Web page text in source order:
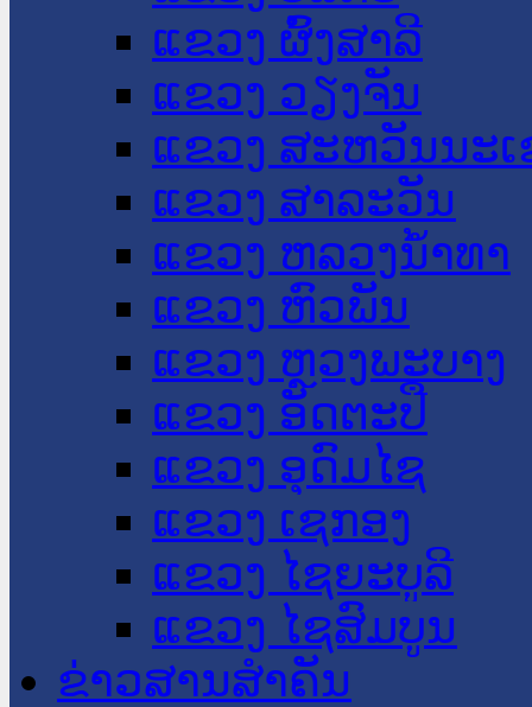
ແຂວງ ຜົ້ງສາລີ
ແຂວງ ວຽງຈັນ
ແຂວງ ສະຫວັນນະ
ແຂວງ ສາລະວັນ
ແຂວງ ຫລວງນໍ້າທາ
ແຂວງ ຫົວພັນ
ແຂວງ ຫຼວງພະບາງ
ແຂວງ ອັດຕະປື
ແຂວງ ອຸດົມໄຊ
ແຂວງ ເຊກອງ
ແຂວງ ໄຊຍະບູລີ
ແຂວງ ໄຊສົມບູນ
ຂ່າວສານສໍາຄັນ